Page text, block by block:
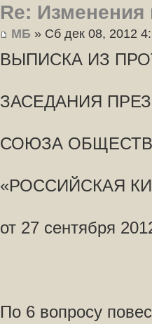
Re:
МБ» Сб дек 08, 2012
ВЫПИСКА ИЗ
ЗАСЕДАНИЯ
СОЮЗА
«РОССИЙСКАЯ
от 27 сентября
По 6 вопросу